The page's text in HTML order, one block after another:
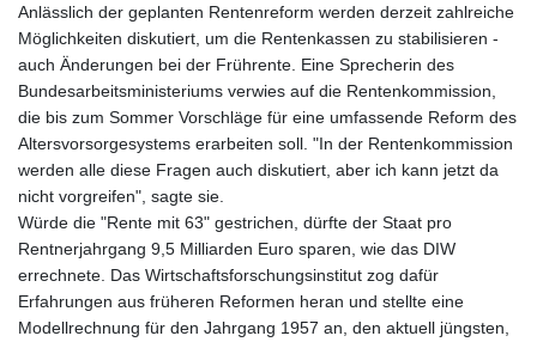
Anlässlich der geplanten Rentenreform werden derzeit zahlreiche
Möglichkeiten diskutiert, um die Rentenkassen zu stabilisieren -
auch Änderungen bei der Frührente. Eine Sprecherin des
Bundesarbeitsministeriums verwies auf die Rentenkommission,
die bis zum Sommer Vorschläge für eine umfassende Reform des
Altersvorsorgesystems erarbeiten soll. "In der Rentenkommission
werden alle diese Fragen auch diskutiert, aber ich kann jetzt da
nicht vorgreifen", sagte sie.
Würde die "Rente mit 63" gestrichen, dürfte der Staat pro
Rentnerjahrgang 9,5 Milliarden Euro sparen, wie das DIW
errechnete. Das Wirtschaftsforschungsinstitut zog dafür
Erfahrungen aus früheren Reformen heran und stellte eine
Modellrechnung für den Jahrgang 1957 an, den aktuell jüngsten,